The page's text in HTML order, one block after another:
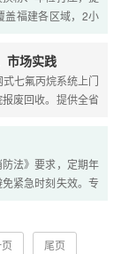
盖福建各区域，2小
市场实践
七氟丙烷系统上门
废回收。提供全省
法》要求，定期年
紧急时刻失效。专
尾页